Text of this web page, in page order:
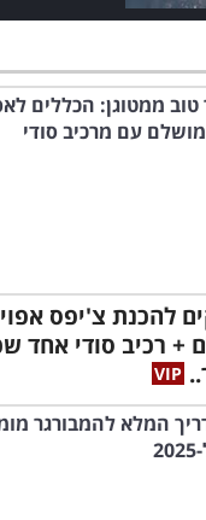
להכנת צ'יפס אפוי
+ רכיב סודי אחד